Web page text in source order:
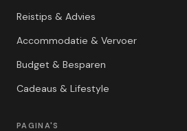
Reistips & Advies
Accommodatie & Vervoer
Budget & Besparen
Cadeaus & Lifestyle
PAGINA'S